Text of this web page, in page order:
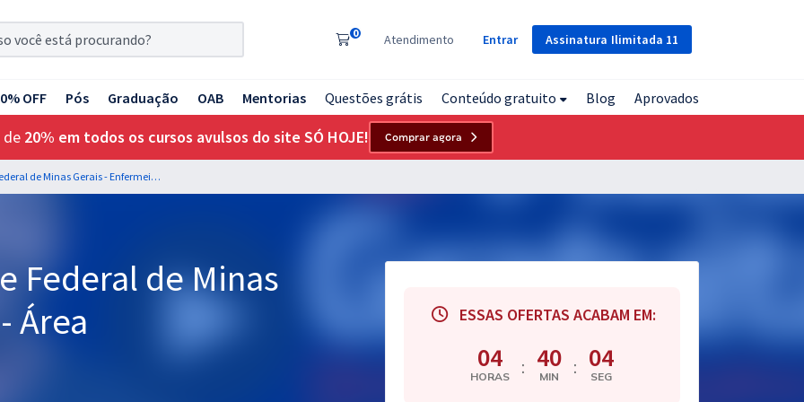
Assinatura Ilimitada 11
0 Atendimento Entrar
OFF Pós Graduação OAB Mentorias Questões grátis Conteúdo gratuito Blog Aprovados
de 20% em todos os cursos avulsos do site SÓ HOJE! Comprar agora
UFMG - Universidade Federal de Minas Gerais - Enfermeiro - Área
Federal de Minas
Área
ESSAS OFERTAS ACABAM EM:
04
HORAS : 40
MIN : 03
SEG